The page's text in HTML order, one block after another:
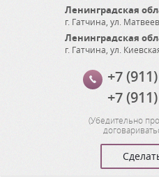
Ленинградская
г. Гатчина ул.
Ленинградская
г. Гатчина ул.
+7
+7
(Убедительно